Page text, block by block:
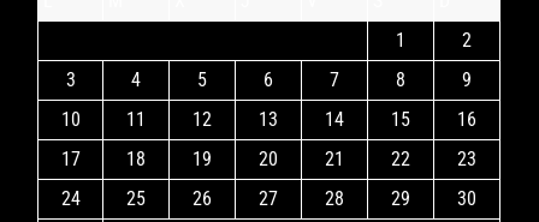
1
2
3
4 5 6 7 8
9
10
11 12 13 14 15
16
17
18 19 20 21 22
23
24
25 26 27 28 29
30